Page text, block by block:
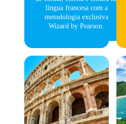
língua francesa com a
metodologia exclusiva
Wizard by Pearson.